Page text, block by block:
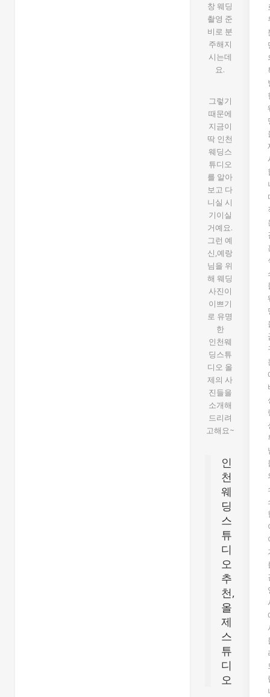
창 웨딩
촬영 준
비로 분
주해지
시는데
요.
그렇기
때문에
지금이
딱 인천
웨딩스
튜디오
를 알아
보고 다
니실 시
기이실
거예요.
그런 예
신,예랑
님을 위
해 웨딩
사진이
이쁘기
로 유명
한
인천웨
딩스튜
디오 올
제의 사
진들을
소개해
드리려
고해요~
인
천
웨
딩
스
튜
디
오
추
천,
올
제
스
튜
디
오